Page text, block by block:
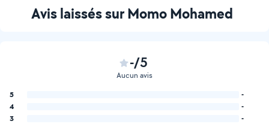
Avis laissés sur Momo Mohamed
-/5
Aucun avis
5
-
4
-
3
-